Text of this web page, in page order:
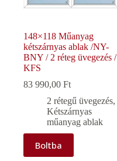
148×118 Műanyag
kétszárnyas ablak /NY-
BNY / 2 réteg üvegezés /
KFS
83 990,00 Ft
2 rétegű üvegezés,
Kétszárnyas
műanyag ablak
Boltba